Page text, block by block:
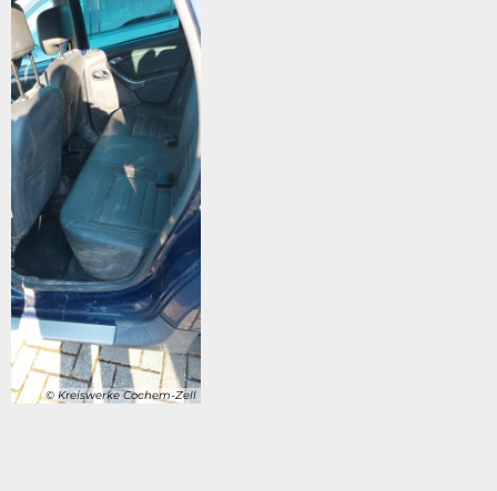
© Kreiswerke Cochem-Zell